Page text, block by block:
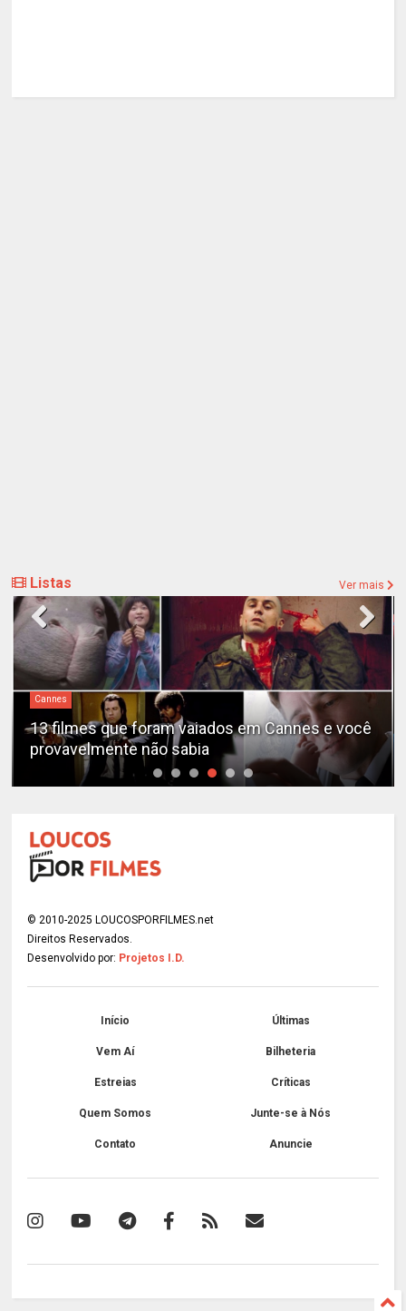
Listas Ver mais
Cannes
13 filmes que foram vaiados em Cannes e você
provavelmente não sabia
© 2010-2025 LOUCOSPORFILMES.net
Direitos Reservados.
Desenvolvido por: Projetos I.D.
Início Últimas
Vem Aí Bilheteria
Estreias Críticas
Quem Somos Junte-se à Nós
Contato Anuncie